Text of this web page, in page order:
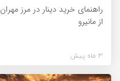
راهنمای خرید دینار در مرز مهران
از مانیرو
3 ماه پیش